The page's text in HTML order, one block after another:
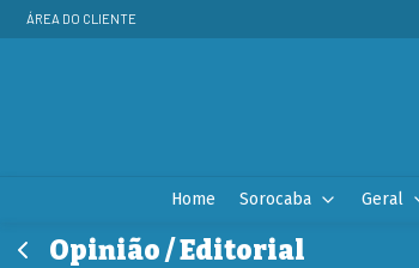
ÁREA DO CLIENTE
Home Sorocaba Geral
Opinião / Editorial